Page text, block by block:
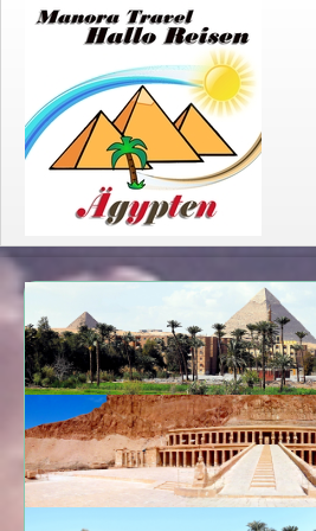
Über uns
Wichtige Hinweise
Impressum
Datenschutzerklärung
Kreuzfahrten